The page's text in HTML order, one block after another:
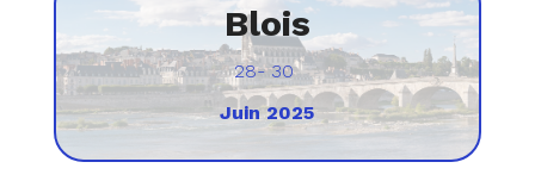
Blois
28- 30
Juin 2025